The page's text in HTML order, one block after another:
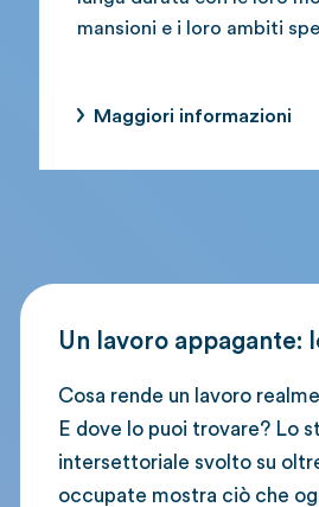
mansioni e i loro ambiti
Maggiori informazioni
Un lavoro appagante:
Cosa rende un lavoro
E dove lo puoi trovare? Lo
intersettoriale svolto su
occupate mostra ciò che